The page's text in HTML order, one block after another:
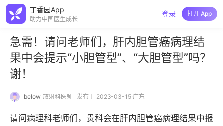
丁香园App
助力中国医生成长
登录 打开 App
急需！请问老师们，肝内胆管癌病理结
果中会提示“小胆管型”、“大胆管型”吗？
谢！
below 放射科医师 发布于 2023-03-15·广东
请问病理科老师们，贵科会在肝内胆管癌病理结果中报